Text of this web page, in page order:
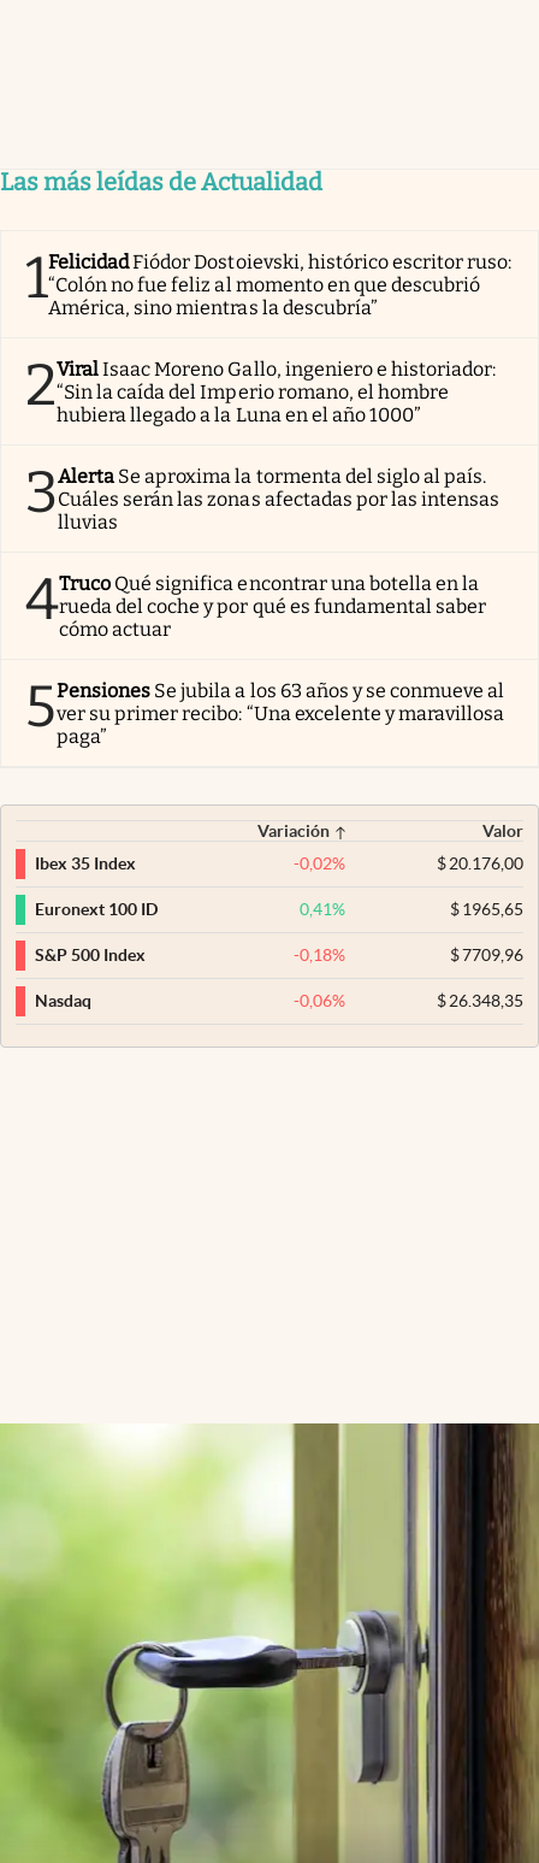
Las más leídas de Actualidad
1FelicidadFiódor Dostoievski, histórico escritor ruso:
“Colón no fue feliz al momento en que descubrió
América, sino mientras la descubría”
2ViralIsaac Moreno Gallo, ingeniero e historiador:
“Sin la caída del Imperio romano, el hombre
hubiera llegado a la Luna en el año 1000”
3Alerta Se aproxima la tormenta del siglo al país.
Cuáles serán las zonas afectadas por las intensas
lluvias
4Truco Qué significa encontrar una botella en la
rueda del coche y por qué es fundamental saber
cómo actuar
5Pensiones Se jubila a los 63 años y se conmueve al
ver su primer recibo: “Una excelente y maravillosa
paga”
Variación
Valor
Ibex 35 Index
-0,02% $20.176,00
Euronext 100 ID 0,41% $1965,65
S&P 500 Index -0,18% $7709,96
Nasdaq -0,06% $26.348,35